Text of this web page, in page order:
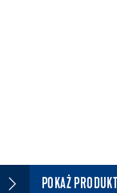
POKAŻ PRODUKT